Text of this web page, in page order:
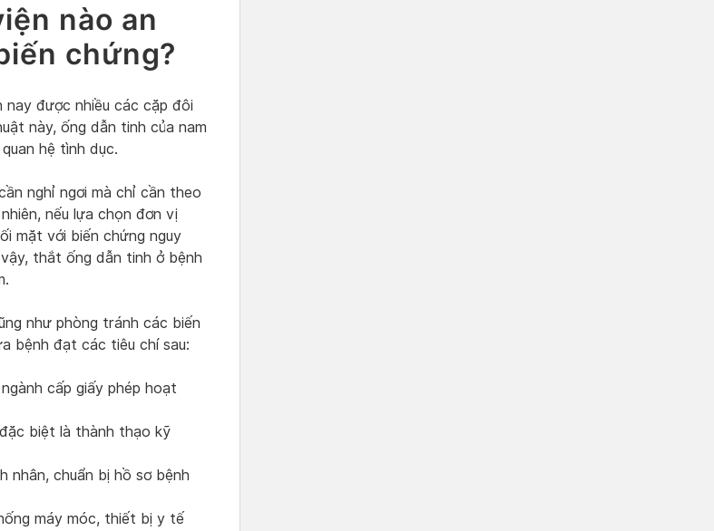
nào an
chứng?
nay được nhiều các cặp đôi
này, ống dẫn tinh của nam
hệ tình dục.
nghỉ ngơi mà chỉ cần theo
nếu lựa chọn đơn vị
mặt với biến chứng nguy
thắt ống dẫn tinh ở bệnh
như phòng tránh các biến
bệnh đạt các tiêu chí sau:
cấp giấy phép hoạt
biệt là thành thạo kỹ
nhân, chuẩn bị hồ sơ bệnh
máy móc, thiết bị y tế